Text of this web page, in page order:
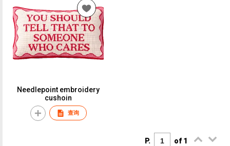
Needlepoint embroidery
cushoin
查询
P. of 1